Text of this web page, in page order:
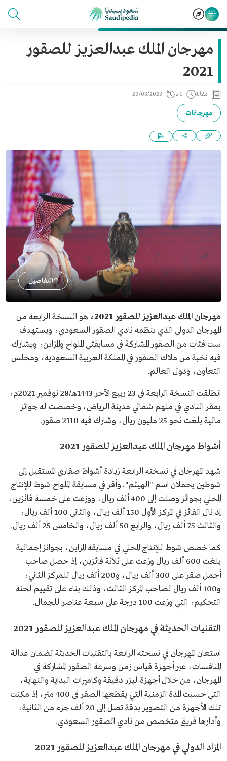
مهرجان الملك عبدالعزيز للصقور
2021
مقالة 1 د 29/03/2023
مهرجانات
التفاصيل
مهرجان الملك عبدالعزيز للصقور 2021،
هو النسخة الرابعة من
المهرجان الدولي الذي ينظمه نادي الصقور السعودي، ويستهدف
ست فئات من الصقور المشاركة في مسابقتي الملواح والمزاين، ويشارك
فيه نخبة من ملاك الصقور في المملكة العربية السعودية، ومجلس
التعاون، ودول العالم.
انطلقت النسخة الرابعة في 23 ربيع الآخر 1443هـ/28 نوفمبر 2021م،
بمقر النادي في ملهم شمالي مدينة الرياض، وخصصت له جوائز
مالية بلغت نحو 25 مليون ريال، وشارك فيه 2110 صقور.
أشواط مهرجان الملك عبدالعزيز للصقور 2021
شهد المهرجان في نسخته الرابعة زيادة أشواط صقاري المستقبل إلى
شوطين يحملان اسم "الهيثم"،وأقر في مسابقة الملواح شوط للإنتاج
المحلي بجوائز وصلت إلى 400 ألف ريال، ووزعت على خمسة فائزين،
إذ نال الفائز في المركز الأول 150 ألف ريال، والثاني 100 ألف ريال،
والثالث 75 ألف ريال، والرابع 50 ألف ريال، والخامس 25 ألف ريال.
كما خصص شوط للإنتاج المحلي في مسابقة المزاين، بجوائز إجمالية
بلغت 600 ألف ريال وزعت على ثلاثة فائزين، إذ حصل صاحب
أجمل صقر على 300 ألف ريال، و200 ألف ريال للمركز الثاني،
و100 ألف ريال لصاحب المركز الثالث، وذلك بناء على تقييم لجنة
التحكيم، التي وزعت 100 درجة على سبعة عناصر للجمال.
التقنيات الحديثة في مهرجان الملك عبدالعزيز للصقور 2021
استعان المهرجان في نسخته الرابعة بالتقنيات الحديثة لضمان عدالة
المنافسات، عبر أجهزة قياس زمن وسرعة الصقور المشاركة في
المهرجان، من خلال أجهزة ليزر دقيقة وكاميرات البداية والنهاية،
التي حسبت المدة الزمنية التي يقطعها الصقر في 400 متر، إذ مكنت
تلك الأجهزة من التصوير بدقة تصل إلى 20 ألف جزء من الثانية،
وأدارها فريق متخصص من نادي الصقور السعودي.
المزاد الدولي في مهرجان الملك عبدالعزيز للصقور 2021